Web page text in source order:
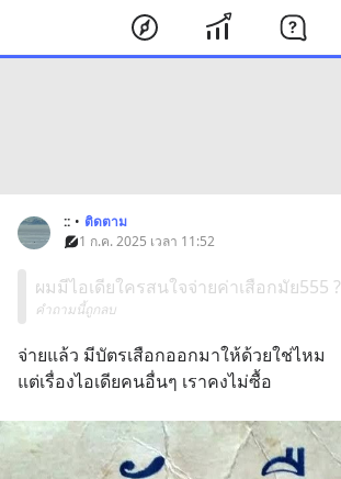
:: • ติดตาม
1 ก.ค. 2025 เวลา 11:52
ผมมีไอเดียใครสนใจจ่ายค่าเสือกมัย555 ?
คำถามนี้ถูกลบ
จ่ายแล้ว มีบัตรเสือกออกมาให้ด้วยใช่ไหม
แต่เรื่องไอเดียคนอื่นๆ เราคงไม่ซื้อ